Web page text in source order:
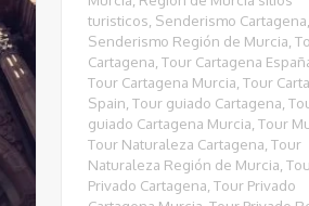
turisticos Senderismo Cartagena
Senderismo Región de Murcia ,
Cartagena ,Tour Cartagena
Tour Cartagena Murcia ,Tour
Spain ,Tour guiado Cartagena ,
guiado Cartagena Murcia ,Tour
Tour Naturaleza Cartagena ,Tour
Naturaleza Región de Murcia ,
Privado Cartagena ,Tour Privado